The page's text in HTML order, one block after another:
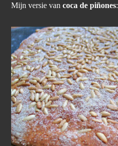
Mijn versie vancoca de piñones: